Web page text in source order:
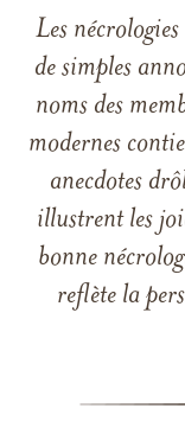
Les
de simples
noms des
modernes
anecdotes
illustrent les
bonne
reflète la